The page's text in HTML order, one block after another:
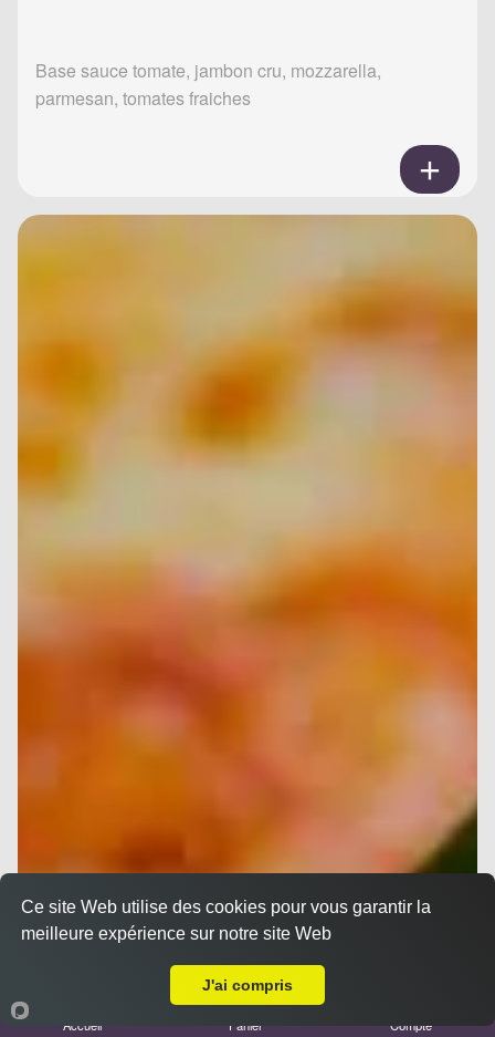
Base sauce tomate, jambon cru, mozzarella,
parmesan, tomates fraiches
Accueil Panier Compte
Ce site Web utilise des cookies pour vous garantir la
meilleure expérience sur notre site Web
J'ai compris